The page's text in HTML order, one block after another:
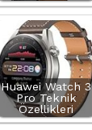
Huawei Watch 3
Pro Teknik
Özellikleri